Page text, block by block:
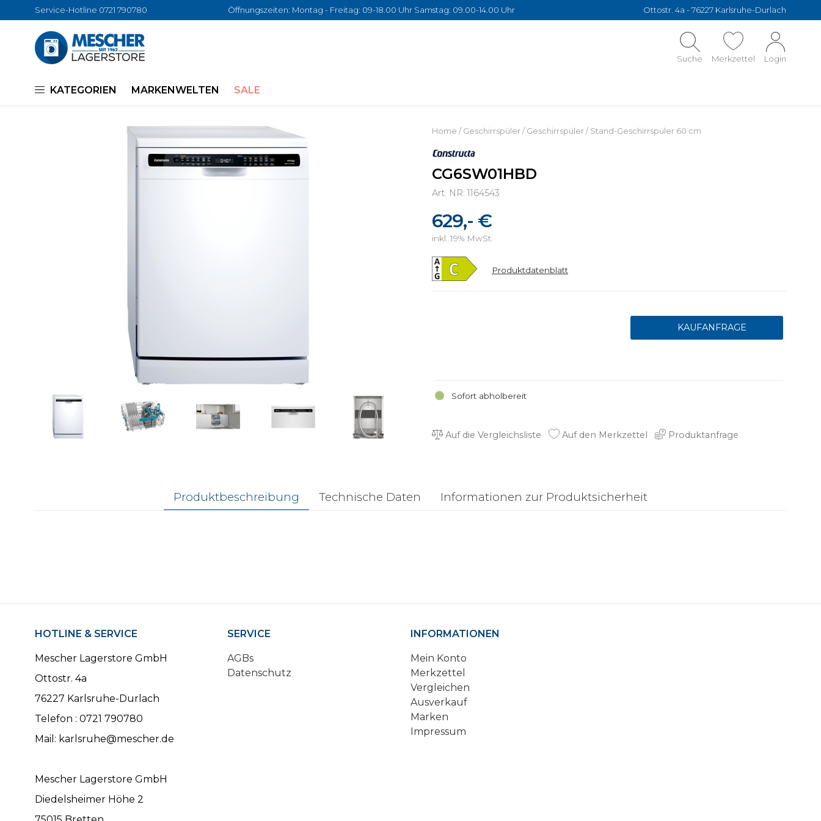
Service-Hotline 0721 790780 Öffnungszeiten: Montag - Freitag: 09-18.00 Uhr Samstag: 09.00-14.00 Uhr Ottostr. 4a - 76227 Karlsruhe-Durlach
Suche Merkzettel Login
KATEGORIEN MARKENWELTEN SALE
Home / Geschirrspüler / Geschirrspüler / Stand-Geschirrspüler 60 cm
CG6SW01HBD
Art. NR: 1164543
629,- €
inkl. 19% MwSt.
Produktdatenblatt
Sofort abholbereit
Auf die Vergleichsliste Auf den Merkzettel Produktanfrage
Produktbeschreibung Technische Daten Informationen zur Produktsicherheit
HOTLINE & SERVICE
Mescher Lagerstore GmbH
Ottostr. 4a
76227 Karlsruhe-Durlach
Telefon : 0721 790780
Mail: karlsruhe@mescher.de
Mescher Lagerstore GmbH
Diedelsheimer Höhe 2
SERVICE
AGBs
Datenschutz
INFORMATIONEN
Mein Konto
Merkzettel
Vergleichen
Ausverkauf
Marken
Impressum